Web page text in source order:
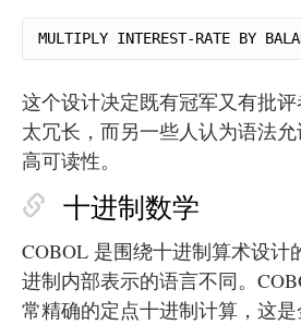
MULTIPLY INTEREST-RATE BY
这个设计决定既有冠军又有批
太冗长，而另一些人认为语法
高可读性。
十进制数学
COBOL 是围绕十进制算术设计
进制内部表示的语言不同。
常精确的定点十进制计算，这